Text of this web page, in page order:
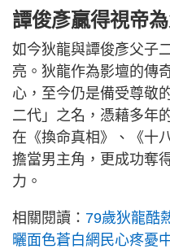
譚俊彥贏得視帝
如今狄龍與譚俊彥父子
亮。狄龍作為影壇的傳
心，至今仍是備受尊敬
二代」之名，憑藉多年
在《換命真相》、《十
擔當男主角，更成功奪
力。
相關閱讀： 79歲狄龍酷
曬面色蒼白網民心疼憂